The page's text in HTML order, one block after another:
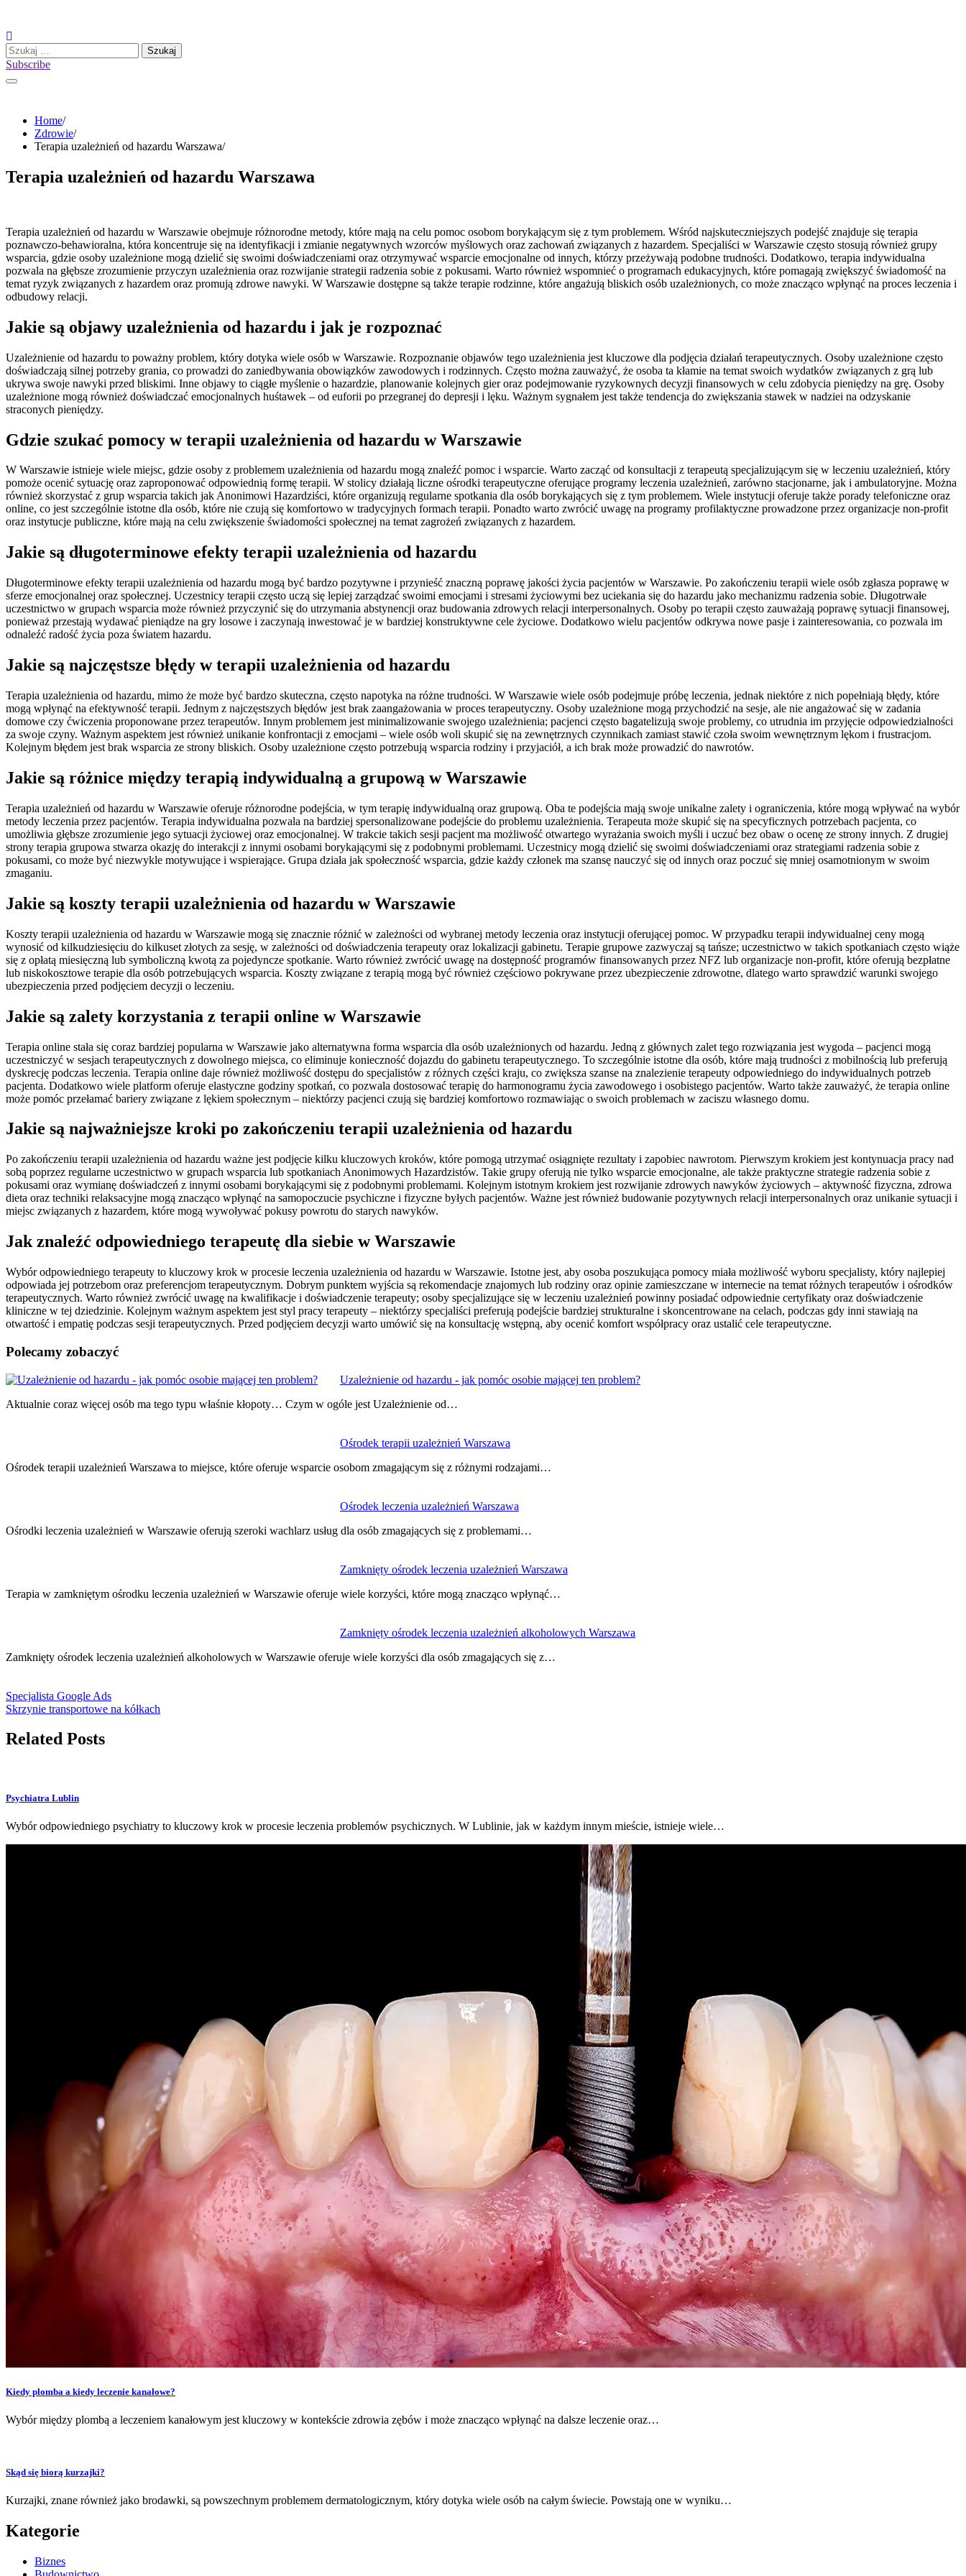
content
Szukaj:
Subscribe
Home
Zdrowie
Terapia uzależnień od hazardu Warszawa
Terapia uzależnień od hazardu Warszawa
Terapia uzależnień od hazardu w Warszawie obejmuje różnorodne metody, które mają na celu pomoc osobom borykającym się z tym problemem. Wśród najskuteczniejszych podejść znajduje się terapia
poznawczo-behawioralna, która koncentruje się na identyfikacji i zmianie negatywnych wzorców myślowych oraz zachowań związanych z hazardem. Specjaliści w Warszawie często stosują również grupy
wsparcia, gdzie osoby uzależnione mogą dzielić się swoimi doświadczeniami oraz otrzymywać wsparcie emocjonalne od innych, którzy przeżywają podobne trudności. Dodatkowo, terapia indywidualna
pozwala na głębsze zrozumienie przyczyn uzależnienia oraz rozwijanie strategii radzenia sobie z pokusami. Warto również wspomnieć o programach edukacyjnych, które pomagają zwiększyć świadomość na
temat ryzyk związanych z hazardem oraz promują zdrowe nawyki. W Warszawie dostępne są także terapie rodzinne, które angażują bliskich osób uzależnionych, co może znacząco wpłynąć na proces leczenia i
odbudowy relacji.
Jakie są objawy uzależnienia od hazardu i jak je rozpoznać
Uzależnienie od hazardu to poważny problem, który dotyka wiele osób w Warszawie. Rozpoznanie objawów tego uzależnienia jest kluczowe dla podjęcia działań terapeutycznych. Osoby uzależnione często
doświadczają silnej potrzeby grania, co prowadzi do zaniedbywania obowiązków zawodowych i rodzinnych. Często można zauważyć, że osoba ta kłamie na temat swoich wydatków związanych z grą lub
ukrywa swoje nawyki przed bliskimi. Inne objawy to ciągłe myślenie o hazardzie, planowanie kolejnych gier oraz podejmowanie ryzykownych decyzji finansowych w celu zdobycia pieniędzy na grę. Osoby
uzależnione mogą również doświadczać emocjonalnych huśtawek – od euforii po przegranej do depresji i lęku. Ważnym sygnałem jest także tendencja do zwiększania stawek w nadziei na odzyskanie
straconych pieniędzy.
Gdzie szukać pomocy w terapii uzależnienia od hazardu w Warszawie
W Warszawie istnieje wiele miejsc, gdzie osoby z problemem uzależnienia od hazardu mogą znaleźć pomoc i wsparcie. Warto zacząć od konsultacji z terapeutą specjalizującym się w leczeniu uzależnień, który
pomoże ocenić sytuację oraz zaproponować odpowiednią formę terapii. W stolicy działają liczne ośrodki terapeutyczne oferujące programy leczenia uzależnień, zarówno stacjonarne, jak i ambulatoryjne. Można
również skorzystać z grup wsparcia takich jak Anonimowi Hazardziści, które organizują regularne spotkania dla osób borykających się z tym problemem. Wiele instytucji oferuje także porady telefoniczne oraz
online, co jest szczególnie istotne dla osób, które nie czują się komfortowo w tradycyjnych formach terapii. Ponadto warto zwrócić uwagę na programy profilaktyczne prowadzone przez organizacje non-profit
oraz instytucje publiczne, które mają na celu zwiększenie świadomości społecznej na temat zagrożeń związanych z hazardem.
Jakie są długoterminowe efekty terapii uzależnienia od hazardu
Długoterminowe efekty terapii uzależnienia od hazardu mogą być bardzo pozytywne i przynieść znaczną poprawę jakości życia pacjentów w Warszawie. Po zakończeniu terapii wiele osób zgłasza poprawę w
sferze emocjonalnej oraz społecznej. Uczestnicy terapii często uczą się lepiej zarządzać swoimi emocjami i stresami życiowymi bez uciekania się do hazardu jako mechanizmu radzenia sobie. Długotrwałe
uczestnictwo w grupach wsparcia może również przyczynić się do utrzymania abstynencji oraz budowania zdrowych relacji interpersonalnych. Osoby po terapii często zauważają poprawę sytuacji finansowej,
ponieważ przestają wydawać pieniądze na gry losowe i zaczynają inwestować je w bardziej konstruktywne cele życiowe. Dodatkowo wielu pacjentów odkrywa nowe pasje i zainteresowania, co pozwala im
odnaleźć radość życia poza światem hazardu.
Jakie są najczęstsze błędy w terapii uzależnienia od hazardu
Terapia uzależnienia od hazardu, mimo że może być bardzo skuteczna, często napotyka na różne trudności. W Warszawie wiele osób podejmuje próbę leczenia, jednak niektóre z nich popełniają błędy, które
mogą wpłynąć na efektywność terapii. Jednym z najczęstszych błędów jest brak zaangażowania w proces terapeutyczny. Osoby uzależnione mogą przychodzić na sesje, ale nie angażować się w zadania
domowe czy ćwiczenia proponowane przez terapeutów. Innym problemem jest minimalizowanie swojego uzależnienia; pacjenci często bagatelizują swoje problemy, co utrudnia im przyjęcie odpowiedzialności
za swoje czyny. Ważnym aspektem jest również unikanie konfrontacji z emocjami – wiele osób woli skupić się na zewnętrznych czynnikach zamiast stawić czoła swoim wewnętrznym lękom i frustracjom.
Kolejnym błędem jest brak wsparcia ze strony bliskich. Osoby uzależnione często potrzebują wsparcia rodziny i przyjaciół, a ich brak może prowadzić do nawrotów.
Jakie są różnice między terapią indywidualną a grupową w Warszawie
Terapia uzależnień od hazardu w Warszawie oferuje różnorodne podejścia, w tym terapię indywidualną oraz grupową. Oba te podejścia mają swoje unikalne zalety i ograniczenia, które mogą wpływać na wybór
metody leczenia przez pacjentów. Terapia indywidualna pozwala na bardziej spersonalizowane podejście do problemu uzależnienia. Terapeuta może skupić się na specyficznych potrzebach pacjenta, co
umożliwia głębsze zrozumienie jego sytuacji życiowej oraz emocjonalnej. W trakcie takich sesji pacjent ma możliwość otwartego wyrażania swoich myśli i uczuć bez obaw o ocenę ze strony innych. Z drugiej
strony terapia grupowa stwarza okazję do interakcji z innymi osobami borykającymi się z podobnymi problemami. Uczestnicy mogą dzielić się swoimi doświadczeniami oraz strategiami radzenia sobie z
pokusami, co może być niezwykle motywujące i wspierające. Grupa działa jak społeczność wsparcia, gdzie każdy członek ma szansę nauczyć się od innych oraz poczuć się mniej osamotnionym w swoim
zmaganiu.
Jakie są koszty terapii uzależnienia od hazardu w Warszawie
Koszty terapii uzależnienia od hazardu w Warszawie mogą się znacznie różnić w zależności od wybranej metody leczenia oraz instytucji oferującej pomoc. W przypadku terapii indywidualnej ceny mogą
wynosić od kilkudziesięciu do kilkuset złotych za sesję, w zależności od doświadczenia terapeuty oraz lokalizacji gabinetu. Terapie grupowe zazwyczaj są tańsze; uczestnictwo w takich spotkaniach często wiąże
się z opłatą miesięczną lub symboliczną kwotą za pojedyncze spotkanie. Warto również zwrócić uwagę na dostępność programów finansowanych przez NFZ lub organizacje non-profit, które oferują bezpłatne
lub niskokosztowe terapie dla osób potrzebujących wsparcia. Koszty związane z terapią mogą być również częściowo pokrywane przez ubezpieczenie zdrowotne, dlatego warto sprawdzić warunki swojego
ubezpieczenia przed podjęciem decyzji o leczeniu.
Jakie są zalety korzystania z terapii online w Warszawie
Terapia online stała się coraz bardziej popularna w Warszawie jako alternatywna forma wsparcia dla osób uzależnionych od hazardu. Jedną z głównych zalet tego rozwiązania jest wygoda – pacjenci mogą
uczestniczyć w sesjach terapeutycznych z dowolnego miejsca, co eliminuje konieczność dojazdu do gabinetu terapeutycznego. To szczególnie istotne dla osób, które mają trudności z mobilnością lub preferują
dyskrecję podczas leczenia. Terapia online daje również możliwość dostępu do specjalistów z różnych części kraju, co zwiększa szanse na znalezienie terapeuty odpowiedniego do indywidualnych potrzeb
pacjenta. Dodatkowo wiele platform oferuje elastyczne godziny spotkań, co pozwala dostosować terapię do harmonogramu życia zawodowego i osobistego pacjentów. Warto także zauważyć, że terapia online
może pomóc przełamać bariery związane z lękiem społecznym – niektórzy pacjenci czują się bardziej komfortowo rozmawiając o swoich problemach w zaciszu własnego domu.
Jakie są najważniejsze kroki po zakończeniu terapii uzależnienia od hazardu
Po zakończeniu terapii uzależnienia od hazardu ważne jest podjęcie kilku kluczowych kroków, które pomogą utrzymać osiągnięte rezultaty i zapobiec nawrotom. Pierwszym krokiem jest kontynuacja pracy nad
sobą poprzez regularne uczestnictwo w grupach wsparcia lub spotkaniach Anonimowych Hazardzistów. Takie grupy oferują nie tylko wsparcie emocjonalne, ale także praktyczne strategie radzenia sobie z
pokusami oraz wymianę doświadczeń z innymi osobami borykającymi się z podobnymi problemami. Kolejnym istotnym krokiem jest rozwijanie zdrowych nawyków życiowych – aktywność fizyczna, zdrowa
dieta oraz techniki relaksacyjne mogą znacząco wpłynąć na samopoczucie psychiczne i fizyczne byłych pacjentów. Ważne jest również budowanie pozytywnych relacji interpersonalnych oraz unikanie sytuacji i
miejsc związanych z hazardem, które mogą wywoływać pokusy powrotu do starych nawyków.
Jak znaleźć odpowiedniego terapeutę dla siebie w Warszawie
Wybór odpowiedniego terapeuty to kluczowy krok w procesie leczenia uzależnienia od hazardu w Warszawie. Istotne jest, aby osoba poszukująca pomocy miała możliwość wyboru specjalisty, który najlepiej
odpowiada jej potrzebom oraz preferencjom terapeutycznym. Dobrym punktem wyjścia są rekomendacje znajomych lub rodziny oraz opinie zamieszczane w internecie na temat różnych terapeutów i ośrodków
terapeutycznych. Warto również zwrócić uwagę na kwalifikacje i doświadczenie terapeuty; osoby specjalizujące się w leczeniu uzależnień powinny posiadać odpowiednie certyfikaty oraz doświadczenie
kliniczne w tej dziedzinie. Kolejnym ważnym aspektem jest styl pracy terapeuty – niektórzy specjaliści preferują podejście bardziej strukturalne i skoncentrowane na celach, podczas gdy inni stawiają na
otwartość i empatię podczas sesji terapeutycznych. Przed podjęciem decyzji warto umówić się na konsultację wstępną, aby ocenić komfort współpracy oraz ustalić cele terapeutyczne.
Polecamy zobaczyć
Uzależnienie od hazardu - jak pomóc osobie mającej ten problem?
Aktualnie coraz więcej osób ma tego typu właśnie kłopoty… Czym w ogóle jest Uzależnienie od…
Ośrodek terapii uzależnień Warszawa
Ośrodek terapii uzależnień Warszawa to miejsce, które oferuje wsparcie osobom zmagającym się z różnymi rodzajami…
Ośrodek leczenia uzależnień Warszawa
Ośrodki leczenia uzależnień w Warszawie oferują szeroki wachlarz usług dla osób zmagających się z problemami…
Zamknięty ośrodek leczenia uzależnień Warszawa
Terapia w zamkniętym ośrodku leczenia uzależnień w Warszawie oferuje wiele korzyści, które mogą znacząco wpłynąć…
Zamknięty ośrodek leczenia uzależnień alkoholowych Warszawa
Zamknięty ośrodek leczenia uzależnień alkoholowych w Warszawie oferuje wiele korzyści dla osób zmagających się z…
Nawigacja
wpisu
Specjalista Google Ads
Skrzynie transportowe na kółkach
Related Posts
Psychiatra Lublin
Wybór odpowiedniego psychiatry to kluczowy krok w procesie leczenia problemów psychicznych. W Lublinie, jak w każdym innym mieście, istnieje wiele…
Kiedy plomba a kiedy leczenie kanałowe?
Wybór między plombą a leczeniem kanałowym jest kluczowy w kontekście zdrowia zębów i może znacząco wpłynąć na dalsze leczenie oraz…
Skąd się biorą kurzajki?
Kurzajki, znane również jako brodawki, są powszechnym problemem dermatologicznym, który dotyka wiele osób na całym świecie. Powstają one w wyniku…
Kategorie
Biznes